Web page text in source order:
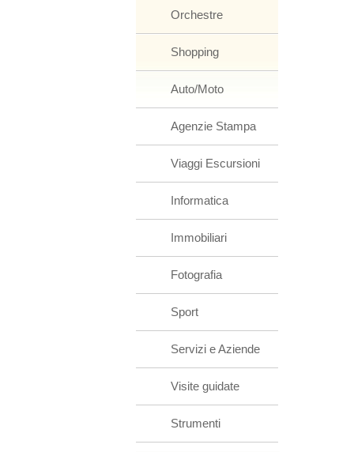
Orchestre
Shopping
Auto/Moto
Agenzie Stampa
Viaggi Escursioni
Informatica
Immobiliari
Fotografia
Sport
Servizi e Aziende
Visite guidate
Strumenti